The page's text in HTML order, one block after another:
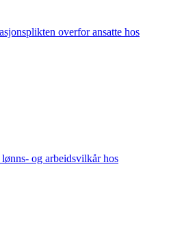
overfor ansatte hos
og arbeidsvilkår hos